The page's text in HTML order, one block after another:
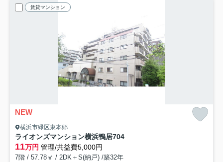
賃貸マンション
NEW
横浜市緑区東本郷
ライオンズマンション横浜鴨居704
11万円 管理/共益費5,000円
7階 / 57.78㎡ / 2DK＋S(納戸) /築32年